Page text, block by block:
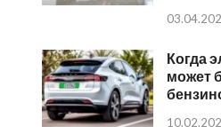
Когда
может